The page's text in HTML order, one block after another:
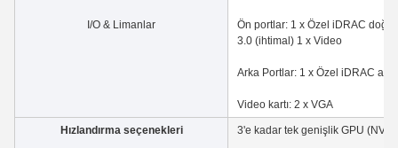
I/O & Limanlar
Ön portlar: 1 x Özel iDRAC
3.0 (ihtimal) 1 x Video
Arka Portlar: 1 x Özel iDRAC ağ
Video kartı: 2 x VGA
Hızlandırma seçenekleri 3'e kadar tek genişlik GPU